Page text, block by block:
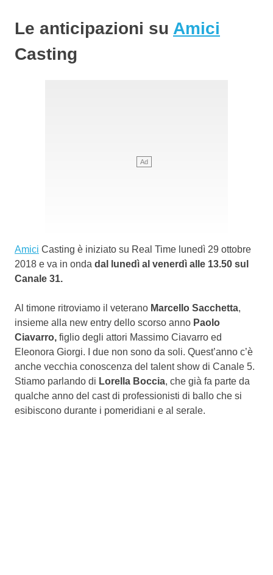
Le anticipazioni su Amici
Casting
Amici Casting è iniziato su Real Time lunedì 29 ottobre
2018 e va in onda dal lunedì al venerdì alle 13.50 sul
Canale 31.
Al timone ritroviamo il veterano Marcello Sacchetta,
insieme alla new entry dello scorso anno Paolo
Ciavarro, figlio degli attori Massimo Ciavarro ed
Eleonora Giorgi. I due non sono da soli. Quest’anno c’è
anche vecchia conoscenza del talent show di Canale 5.
Stiamo parlando di Lorella Boccia, che già fa parte da
qualche anno del cast di professionisti di ballo che si
esibiscono durante i pomeridiani e al serale.